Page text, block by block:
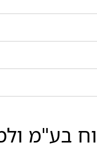
בע"מ